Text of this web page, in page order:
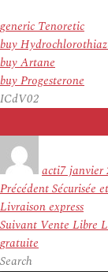
generic Tenoretic
buy
buy Artane
buy Progesterone
ICdV02
actile
7 janvier
Navigation
de
l’article
PrécédentArticle
précédent :
Sécurisée
Livraison express
Suivant Article
Vente Libre
gratuite
Search